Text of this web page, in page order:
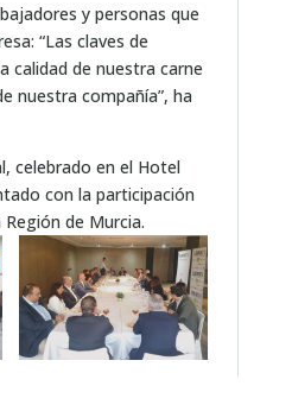
y personas que
“Las claves de
calidad de nuestra carne
nuestra compañía”, ha
celebrado en el Hotel
con la participación
de Murcia.